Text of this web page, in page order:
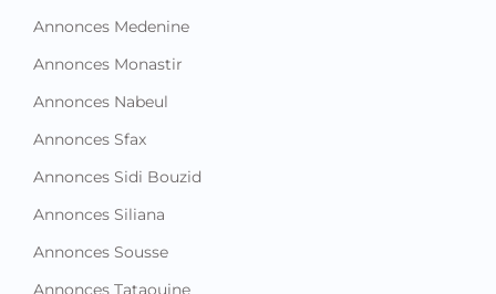
Annonces Medenine
Annonces Monastir
Annonces Nabeul
Annonces Sfax
Annonces Sidi Bouzid
Annonces Siliana
Annonces Sousse
Annonces Tataouine